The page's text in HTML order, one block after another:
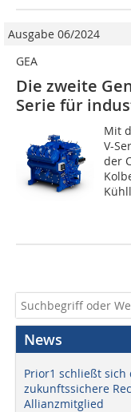
Ausgabe 06/2024
GEA
Die zweite
Serie für
Mit
V-
der
News
Prior1 schließt
zukunftssichere
Allianzmitglied